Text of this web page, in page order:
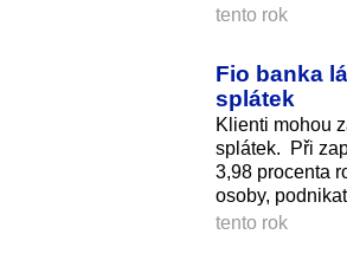
tento rok
Fio banka
splátek
Klienti mohou
splátek. Při
3,98 procenta
osoby,
tento rok